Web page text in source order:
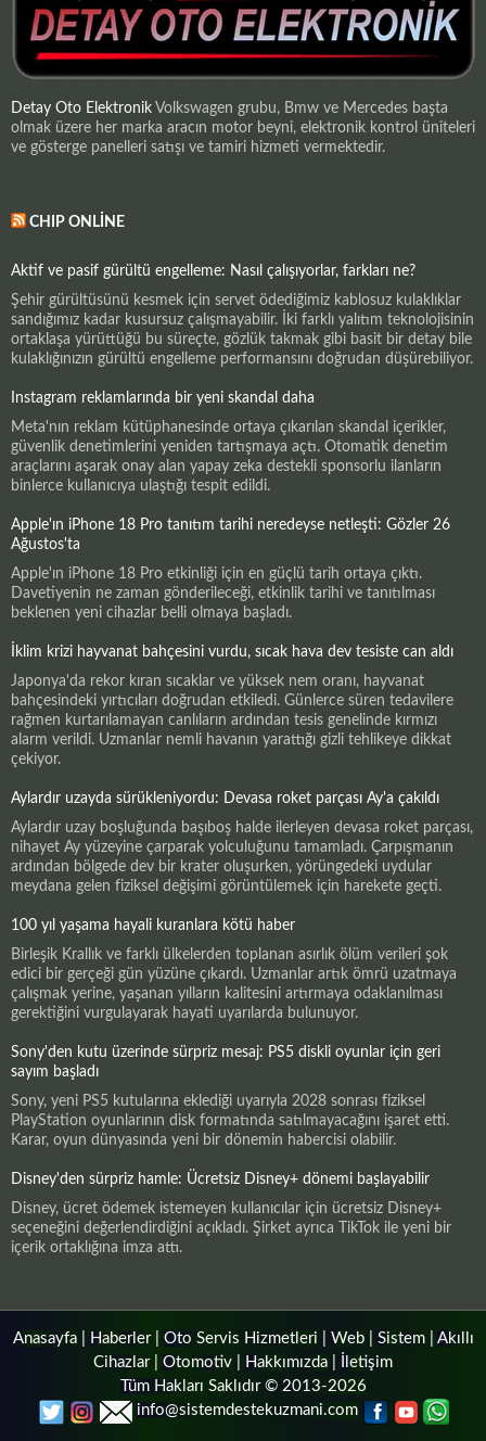
Detay Oto Elektronik Volkswagen grubu, Bmw ve Mercedes başta
olmak üzere her marka aracın motor beyni, elektronik kontrol üniteleri
ve gösterge panelleri satışı ve tamiri hizmeti vermektedir.
CHIP ONLINE
Aktif ve pasif gürültü engelleme: Nasıl çalışıyorlar, farkları ne?
Şehir gürültüsünü kesmek için servet ödediğimiz kablosuz kulaklıklar
sandığımız kadar kusursuz çalışmayabilir. İki farklı yalıtım teknolojisinin
ortaklaşa yürüttüğü bu süreçte, gözlük takmak gibi basit bir detay bile
kulaklığınızın gürültü engelleme performansını doğrudan düşürebiliyor.
Instagram reklamlarında bir yeni skandal daha
Meta'nın reklam kütüphanesinde ortaya çıkarılan skandal içerikler,
güvenlik denetimlerini yeniden tartışmaya açtı. Otomatik denetim
araçlarını aşarak onay alan yapay zeka destekli sponsorlu ilanların
binlerce kullanıcıya ulaştığı tespit edildi.
Apple'ın iPhone 18 Pro tanıtım tarihi neredeyse netleşti: Gözler 26
Ağustos'ta
Apple'ın iPhone 18 Pro etkinliği için en güçlü tarih ortaya çıktı.
Davetiyenin ne zaman gönderileceği, etkinlik tarihi ve tanıtılması
beklenen yeni cihazlar belli olmaya başladı.
İklim krizi hayvanat bahçesini vurdu, sıcak hava dev tesiste can aldı
Japonya'da rekor kıran sıcaklar ve yüksek nem oranı, hayvanat
bahçesindeki yırtıcıları doğrudan etkiledi. Günlerce süren tedavilere
rağmen kurtarılamayan canlıların ardından tesis genelinde kırmızı
alarm verildi. Uzmanlar nemli havanın yarattığı gizli tehlikeye dikkat
çekiyor.
Aylardır uzayda sürükleniyordu: Devasa roket parçası Ay'a çakıldı
Aylardır uzay boşluğunda başıboş halde ilerleyen devasa roket parçası,
nihayet Ay yüzeyine çarparak yolculuğunu tamamladı. Çarpışmanın
ardından bölgede dev bir krater oluşurken, yörüngedeki uydular
meydana gelen fiziksel değişimi görüntülemek için harekete geçti.
100 yıl yaşama hayali kuranlara kötü haber
Birleşik Krallık ve farklı ülkelerden toplanan asırlık ölüm verileri şok
edici bir gerçeği gün yüzüne çıkardı. Uzmanlar artık ömrü uzatmaya
çalışmak yerine, yaşanan yılların kalitesini artırmaya odaklanılması
gerektiğini vurgulayarak hayati uyarılarda bulunuyor.
Sony'den kutu üzerinde sürpriz mesaj: PS5 diskli oyunlar için geri
sayım başladı
Sony, yeni PS5 kutularına eklediği uyarıyla 2028 sonrası fiziksel
PlayStation oyunlarının disk formatında satılmayacağını işaret etti.
Karar, oyun dünyasında yeni bir dönemin habercisi olabilir.
Disney'den sürpriz hamle: Ücretsiz Disney+ dönemi başlayabilir
Disney, ücret ödemek istemeyen kullanıcılar için ücretsiz Disney+
seçeneğini değerlendirdiğini açıkladı. Şirket ayrıca TikTok ile yeni bir
içerik ortaklığına imza attı.
Anasayfa| Haberler| Oto Servis Hizmetleri Web| Sistem| Akıllı
Cihazlar| Otomotiv Hakkımızda
İletişim
Tüm Hakları Saklıdır © 2013-2026
info@sistemdestekuzmani.com